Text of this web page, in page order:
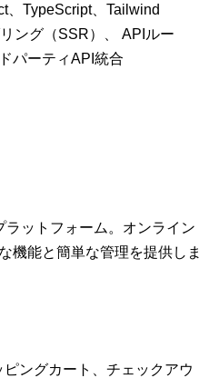
、TypeScript、Tailwind
ング（SSR）、 APIルー
パーティAPI統合
ットフォーム。オンライン
機能と簡単な管理を提供しま
ピングカート、チェックアウ